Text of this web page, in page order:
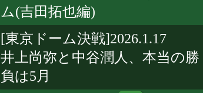
ム(吉田拓也編)
[東京ドーム決戦]2026.1.17
井上尚弥と中谷潤人、本当の勝
負は5月